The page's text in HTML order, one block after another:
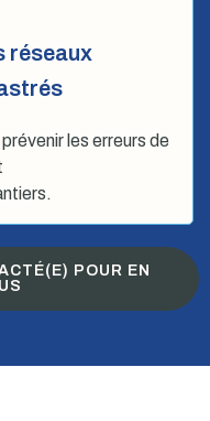
réseaux
les erreurs de
POUR EN